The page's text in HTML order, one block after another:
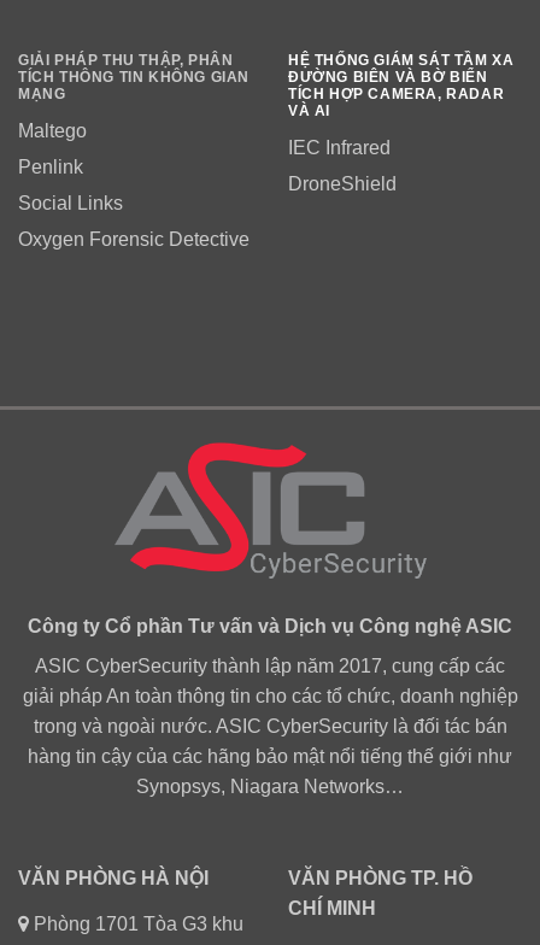
GIẢI PHÁP THU THẬP, PHÂN
TÍCH THÔNG TIN KHÔNG GIAN
MẠNG
Maltego
Penlink
Social Links
Oxygen Forensic Detective
HỆ THỐNG GIÁM SÁT TẦM XA
ĐƯỜNG BIÊN VÀ BỜ BIỂN
TÍCH HỢP CAMERA, RADAR
VÀ AI
IEC Infrared
DroneShield
Công ty Cổ phần Tư vấn và Dịch vụ Công nghệ ASIC
ASIC CyberSecurity thành lập năm 2017, cung cấp các
giải pháp An toàn thông tin cho các tổ chức, doanh nghiệp
trong và ngoài nước. ASIC CyberSecurity là đối tác bán
hàng tin cậy của các hãng bảo mật nổi tiếng thế giới như
Synopsys, Niagara Networks…
VĂN PHÒNG HÀ NỘI
Phòng 1701 Tòa G3 khu
VĂN PHÒNG TP. HỒ
CHÍ MINH